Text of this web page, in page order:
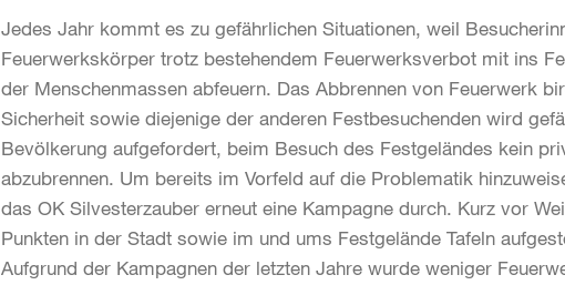
Jedes Jahr kommt es zu gefährlichen Situationen, weil
Feuerwerkskörper trotz bestehendem Feuerwerksverbot mit ins
der Menschenmassen abfeuern. Das Abbrennen von Feuerwerk
Sicherheit sowie diejenige der anderen Festbesuchenden wird
Bevölkerung aufgefordert, beim Besuch des Festgeländes kein
abzubrennen. Um bereits im Vorfeld auf die Problematik
das OK Silvesterzauber erneut eine Kampagne durch. Kurz vor
Punkten in der Stadt sowie im und ums Festgelände Tafeln
Aufgrund der Kampagnen der letzten Jahre wurde weniger